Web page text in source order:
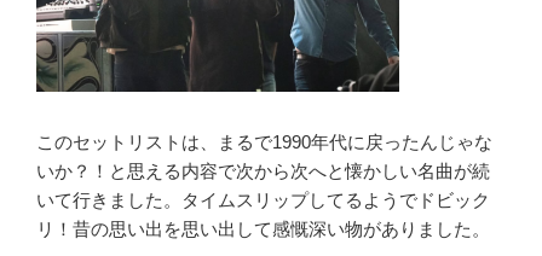
このセットリストは、まるで1990年代に戻ったんじゃな
いか？！と思える内容で次から次へと懐かしい名曲が続
いて行きました。タイムスリップしてるようでドビック
リ！昔の思い出を思い出して感慨深い物がありました。